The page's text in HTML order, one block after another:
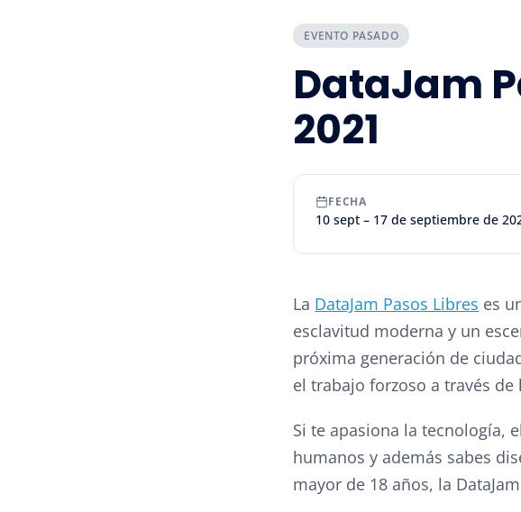
EVENTO PASADO
DataJam
2021
FECHA
10 sept – 17 de septiembre de
La DataJam Pasos Libres es
esclavitud moderna y un
próxima generación de
el trabajo forzoso a través
Si te apasiona la tecnología,
humanos y además sabes
mayor de 18 años, la